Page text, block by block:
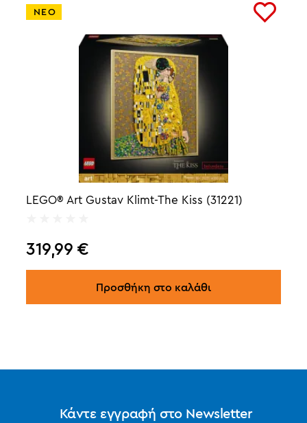
ΝΕΟ
LEGO® Art Gustav Klimt-The Kiss (31221)
319,99 €
Προσθήκη στο καλάθι
Κάντε εγγραφή στο Newsletter